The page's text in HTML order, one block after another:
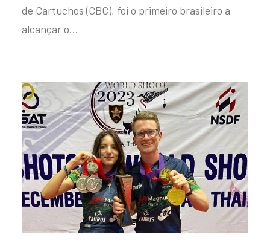
de Cartuchos (CBC), foi o primeiro brasileiro a
alcançar o…